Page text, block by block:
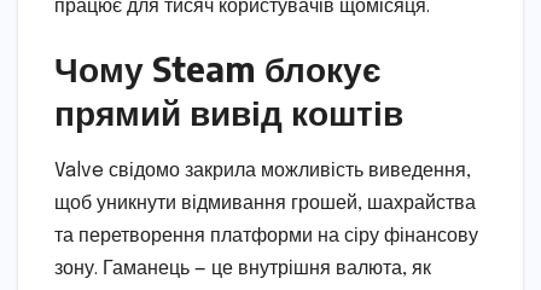
працює для тисяч користувачів щомісяця.
Чому Steam блокує
прямий вивід коштів
Valve свідомо закрила можливість виведення,
щоб уникнути відмивання грошей, шахрайства
та перетворення платформи на сіру фінансову
зону. Гаманець — це внутрішня валюта, як